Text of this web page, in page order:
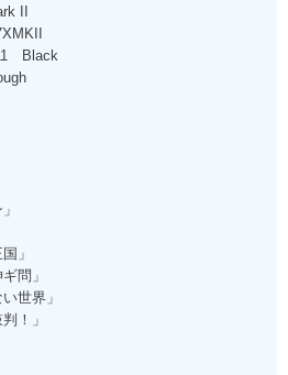
II
Black
」
問」
世界」
！」